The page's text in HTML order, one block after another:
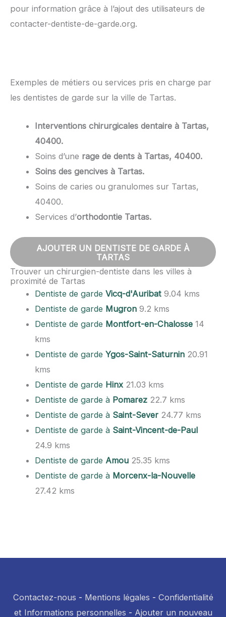
pour information grâce à l’ajout des utilisateurs de
contacter-dentiste-de-garde.org.
Exemples de métiers ou services pris en charge par
les dentistes de garde sur la ville de Tartas.
Interventions chirurgicales dentaire à Tartas,
40400.
Soins d’une rage de dents à Tartas, 40400.
Soins des gencives à Tartas.
Soins de caries ou granulomes sur Tartas,
40400.
Services d’orthodontie Tartas.
AJOUTER UN DENTISTE DE GARDE À
TARTAS
Trouver un chirurgien-dentiste dans les villes à
proximité de Tartas
Dentiste de gardeVicq-d'Auribat 9.04 kms
Dentiste de garde Mugron 9.2 kms
Dentiste de garde Montfort-en-Chalosse 14
kms
Dentiste de gardeYgos-Saint-Saturnin 20.91
kms
Dentiste de garde Hinx21.03 kms
Dentiste de garde à Pomarez 22.7 kms
Dentiste de garde à Saint-Sever 24.77 kms
Dentiste de garde à Saint-Vincent-de-Paul
24.9 kms
Dentiste de gardeAmou 25.35 kms
Dentiste de garde à Morcenx-la-Nouvelle
27.42 kms
Contactez-nous - Mentions légales - Confidentialité
et Informations personnelles - Ajouter un nouveau